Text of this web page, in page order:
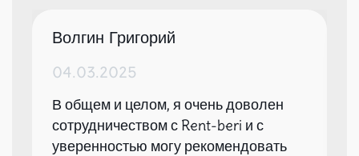
Волгин Григорий
04.03.2025
В общем и целом, я очень доволен
сотрудничеством с Rent-beri и с
уверенностью могу рекомендовать